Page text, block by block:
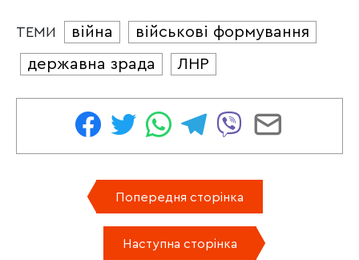
ТЕМИ війна
військові формування
державна зрада
ЛНР
Попередня сторінка
Наступна сторінка